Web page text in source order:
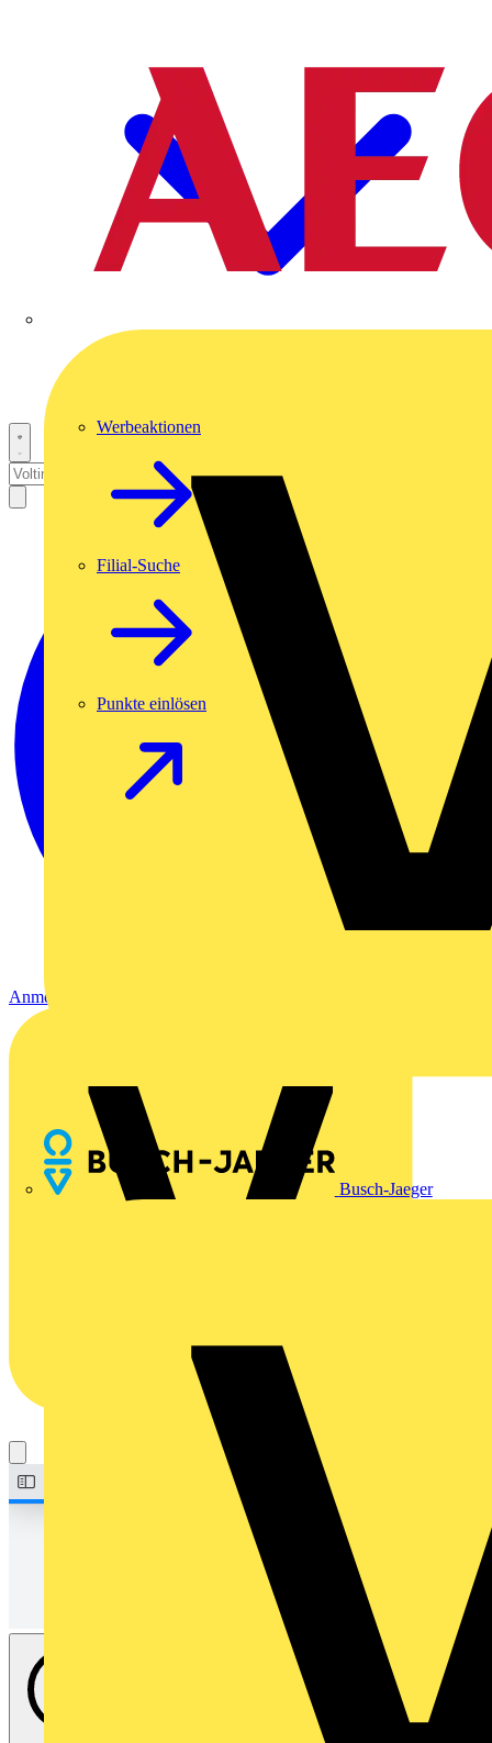
Busch-Jaeger
Werbeaktionen
Filial-Suche
Punkte einlösen
Anmelden